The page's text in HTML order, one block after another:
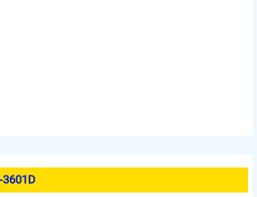
3601D